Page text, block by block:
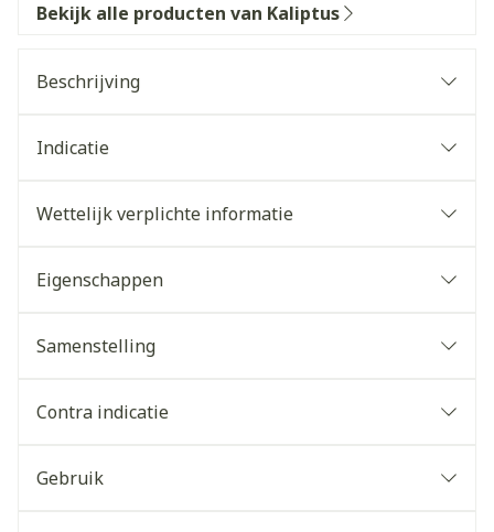
Bekijk alle producten van Kaliptus
Beschrijving
Indicatie
Wettelijk verplichte informatie
Eigenschappen
Samenstelling
Contra indicatie
Gebruik